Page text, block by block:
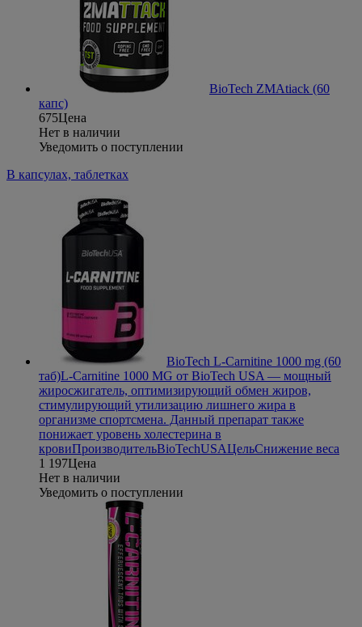
BioTech ZMAtiack (60
капс)
675Цена
Нет в наличии
Уведомить о поступлении
В капсулах, таблетках
BioTech L-Carnitine 1000 mg (60
таб)L-Carnitine 1000 MG от BioTech USA — мощный
жиросжигатель, оптимизирующий обмен жиров,
стимулирующий утилизацию лишнего жира в
организме спортсмена. Данный препарат также
понижает уровень холестерина в
кровиПроизводительBioTechUSAЦельСнижение веса
1 197Цена
Нет в наличии
Уведомить о поступлении